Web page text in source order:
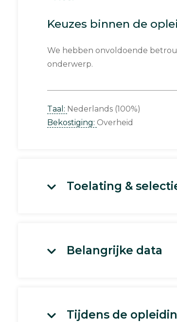
Keuzes binnen de
We hebben onvoldoende
onderwerp.
Taal: Nederlands (100%)
Bekostiging: Overheid
Toelating &
Belangrijke data
Tijdens de